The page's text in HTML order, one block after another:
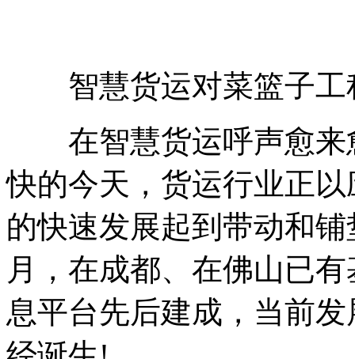
智慧货运对菜篮子工
在智慧货运呼声愈来
快的今天，货运行业正
的快速发展起到带动和
月，在成都、在佛山已
息平台先后建成，当前